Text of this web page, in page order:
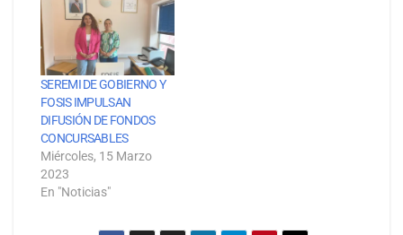
SEREMI DE GOBIERNO Y
FOSIS IMPULSAN
DIFUSIÓN DE FONDOS
CONCURSABLES
Miércoles, 15 Marzo
2023
En "Noticias"